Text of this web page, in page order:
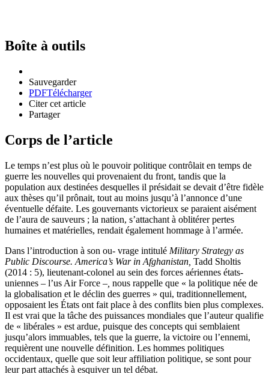
Boîte à outils
Sauvegarder
PDFTélécharger
Citer cet article
Partager
Corps de l’article
Le temps n’est plus où le pouvoir politique contrôlait en temps de
guerre les nouvelles qui provenaient du front, tandis que la
population aux destinées desquelles il présidait se devait d’être fidèle
aux thèses qu’il prônait, tout au moins jusqu’à l’annonce d’une
éventuelle défaite. Les gouvernants victorieux se paraient aisément
de l’aura de sauveurs ; la nation, s’attachant à oblitérer pertes
humaines et matérielles, rendait également hommage à l’armée.
Dans l’introduction à son ou- vrage intitulé Military Strategy as
Public Discourse. America’s War in Afghanistan, Tadd Sholtis
(2014 : 5), lieutenant-colonel au sein des forces aériennes états-
uniennes – l’us Air Force – nous rappelle que « la politique née de
la globalisation et le déclin des guerres » qui, traditionnellement,
opposaient les États ont fait place à des conflits bien plus complexes.
Il est vrai que la tâche des puissances mondiales que l’auteur qualifie
de « libérales » est ardue, puisque des concepts qui semblaient
jusqu’alors immuables, tels que la guerre, la victoire ou l’ennemi,
requièrent une nouvelle définition. Les hommes politiques
occidentaux, quelle que soit leur affiliation politique, se sont pour
leur part attachés à esquiver un tel débat.